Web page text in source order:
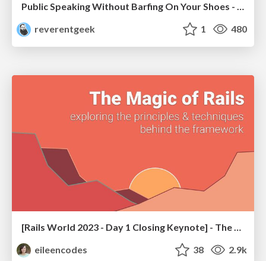
Public Speaking Without Barfing On Your Shoes - THAT 2023
reverentgeek
1 480
eileencodes
38 2.9k